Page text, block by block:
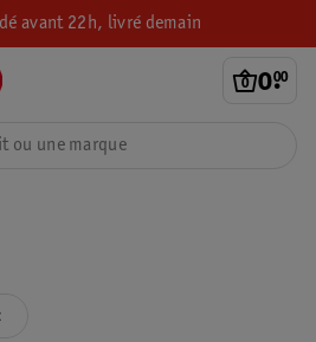
avant 22h, livré demain
0.
00